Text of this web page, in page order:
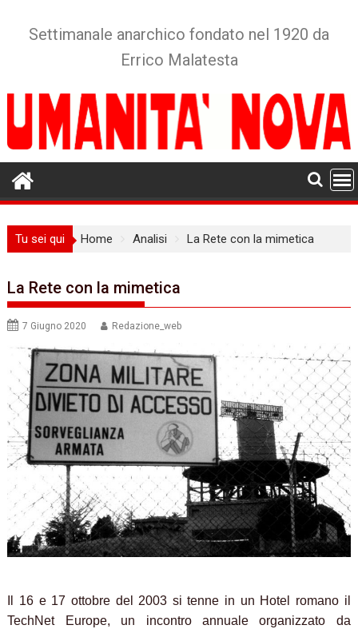
Settimanale anarchico fondato nel 1920 da
Errico Malatesta
Tu sei qui Home Analisi La Rete con la mimetica
La Rete con la mimetica
7 Giugno 2020 Redazione_web
Il 16 e 17 ottobre del 2003 si tenne in un Hotel romano il
TechNet Europe, un incontro annuale organizzato da